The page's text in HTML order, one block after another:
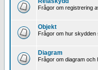
Frågor om registrering
Objekt
Frågor om hur skydden
Diagram
Frågor om diagram och